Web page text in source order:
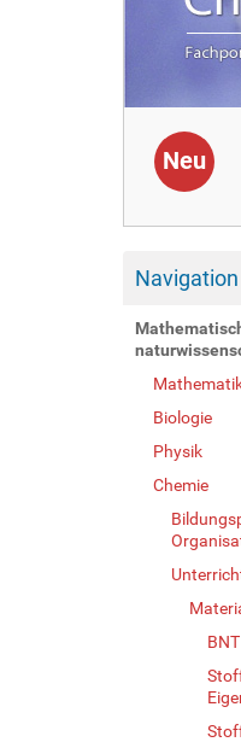
Neu
Navigation
Biologie
Physik
Chemie
BNT